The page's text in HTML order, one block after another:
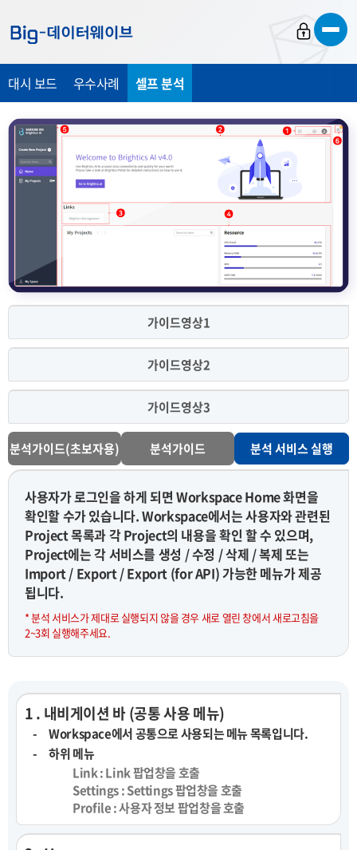
가
가
가
대시 보드 우수사례 셀프 분석
가이드영상1
가이드영상2
가이드영상3
분석가이드(초보자용) 분석가이드 분석 서비스 실행
사용자가 로그인을 하게 되면 Workspace Home 화면을
확인할 수가 있습니다. Workspace에서는 사용자와 관련된
Project 목록과 각 Project의 내용을 확인 할 수 있으며,
Project에는 각 서비스를 생성 / 수정 / 삭제 / 복제 또는
Import / Export / Export (for API) 가능한 메뉴가 제공
됩니다.
* 분석 서비스가 제대로 실행되지 않을 경우 새로 열린 창에서 새로고침을
2~3회 실행해주세요.
1 . 내비게이션 바 (공통 사용 메뉴)
Workspace에서 공통으로 사용되는 메뉴 목록입니다.
하위 메뉴
Link : Link 팝업창을 호출
Settings : Settings 팝업창을 호출
Profile : 사용자 정보 팝업창을 호출